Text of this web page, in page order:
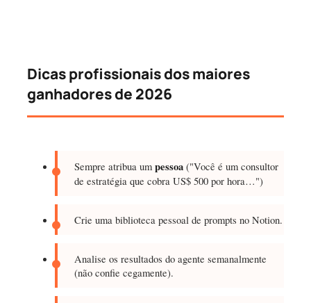
Dicas profissionais dos maiores
ganhadores de 2026
Sempre atribua um pessoa("Você é um consultor
de estratégia que cobra US$ 500 por hora…")
Crie uma biblioteca pessoal de prompts no Notion.
Analise os resultados do agente semanalmente
(não confie cegamente).